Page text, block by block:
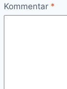
Kommentar *